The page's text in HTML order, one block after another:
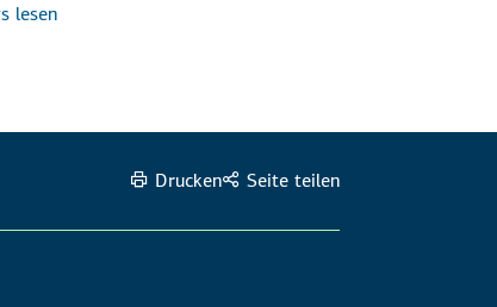
lesen
Drucken Seite teilen